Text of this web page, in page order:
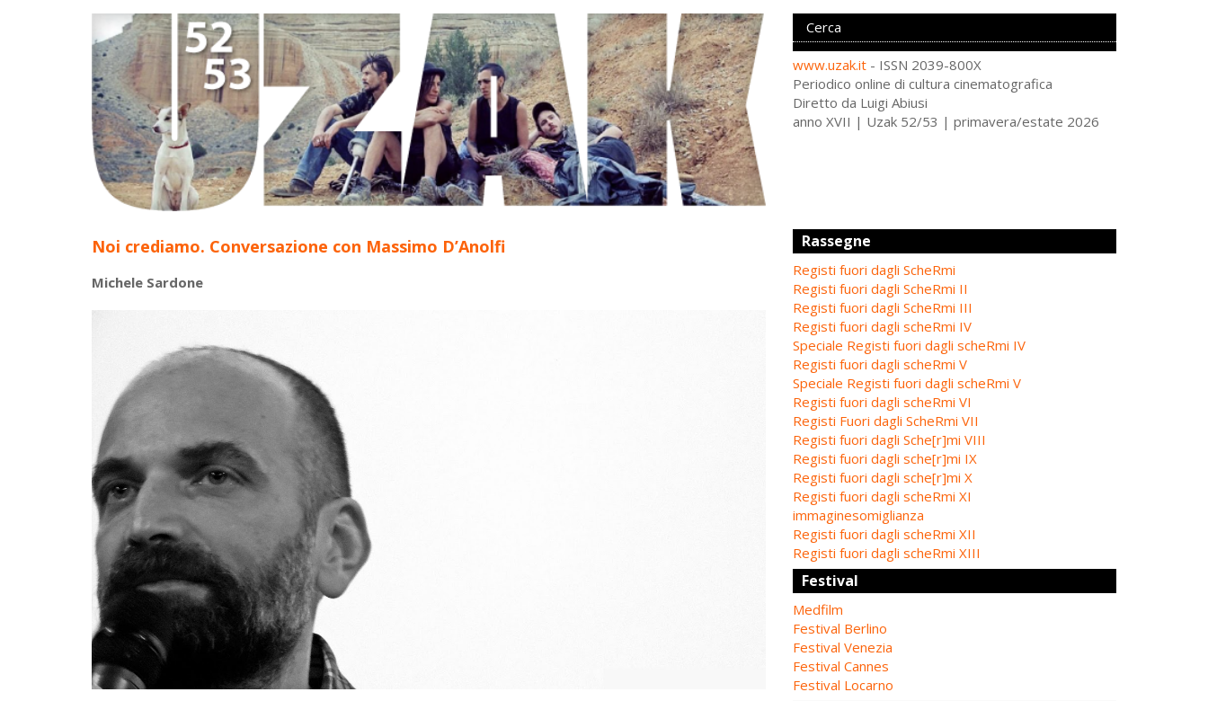
www.uzak.it - ISSN 2039-800X
Periodico online di cultura cinematografica
Diretto da Luigi Abiusi
anno XVII | Uzak 52/53 | primavera/estate 2026
Noi crediamo. Conversazione con Massimo D’Anolfi
Michele Sardone
Rassegne
Registi fuori dagli ScheRmi
Registi fuori dagli ScheRmi II
Registi fuori dagli ScheRmi III
Registi fuori dagli scheRmi IV
Speciale Registi fuori dagli scheRmi IV
Registi fuori dagli scheRmi V
Speciale Registi fuori dagli scheRmi V
Registi fuori dagli scheRmi VI
Registi Fuori dagli ScheRmi VII
Registi fuori dagli Sche[r]mi VIII
Registi fuori dagli sche[r]mi IX
Registi fuori dagli sche[r]mi X
Registi fuori dagli scheRmi XI
immaginesomiglianza
Registi fuori dagli scheRmi XII
Registi fuori dagli scheRmi XIII
Festival
Medfilm
Festival Berlino
Festival Venezia
Festival Cannes
Festival Locarno